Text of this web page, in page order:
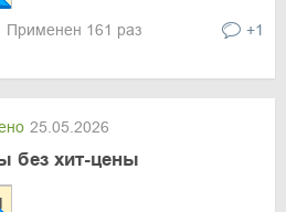
Применен 161 раз +1
25.05.2026
без хит-цены